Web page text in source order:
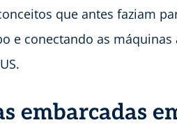
que antes faziam
e conectando as máquinas
embarcadas